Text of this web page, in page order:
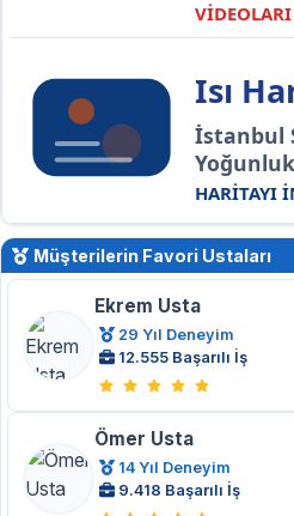
Isı
İstanbul
HARİTAYI
Müşterilerin Favori Ustaları
Ekrem Usta
29 Yıl Deneyim
12.555 Başarılı İş
Ömer Usta
14 Yıl Deneyim
9.418 Başarılı İş